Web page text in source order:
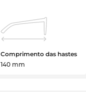
Comprimento das hastes
140 mm